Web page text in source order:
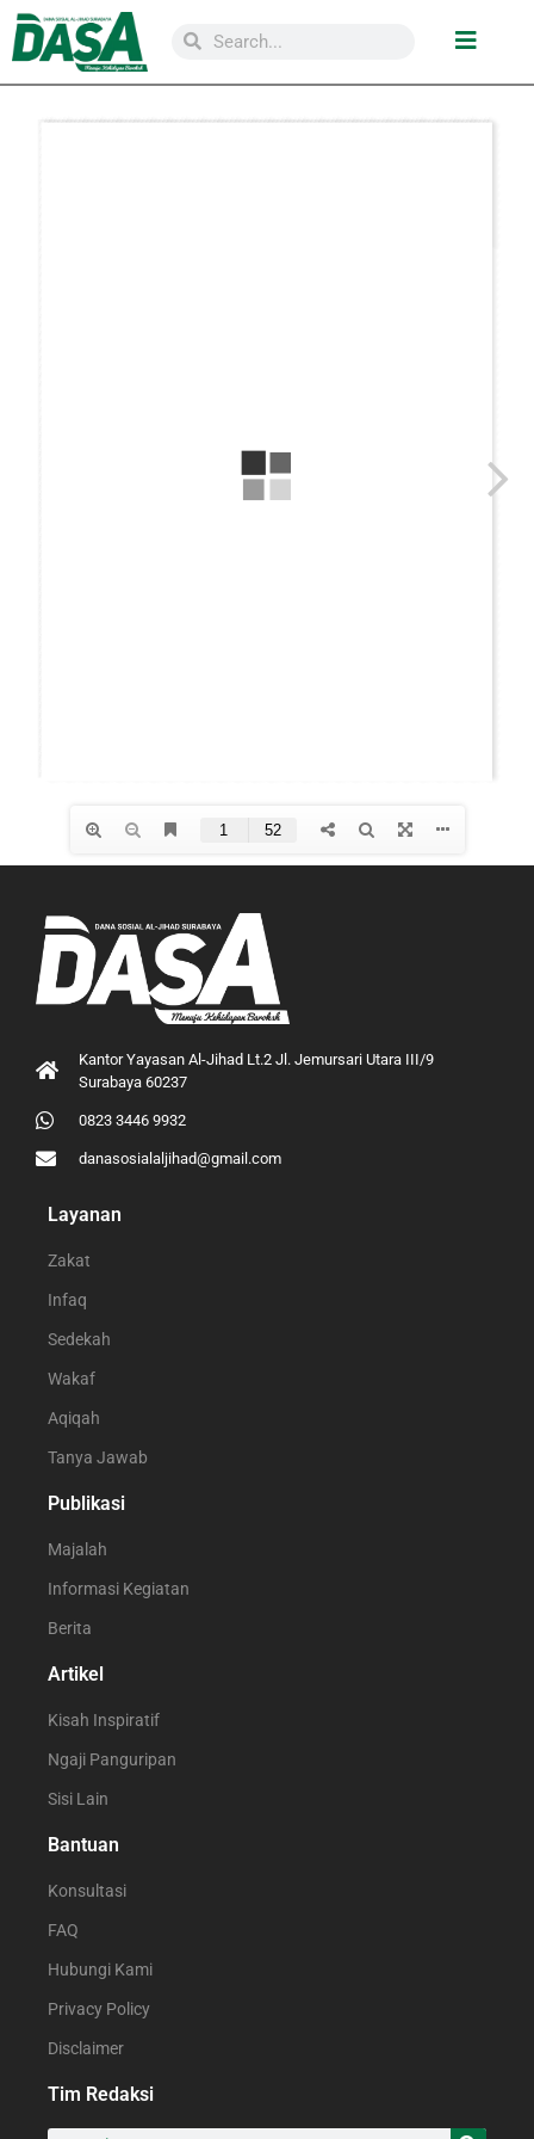
Kantor Yayasan Al-Jihad Lt.2 Jl. Jemursari Utara III/9
Surabaya 60237
0823 3446 9932
danasosialaljihad@gmail.com
Layanan
Zakat
Infaq
Sedekah
Wakaf
Aqiqah
Tanya Jawab
Publikasi
Majalah
Informasi Kegiatan
Berita
Artikel
Kisah Inspiratif
Ngaji Panguripan
Sisi Lain
Bantuan
Konsultasi
FAQ
Hubungi Kami
Privacy Policy
Disclaimer
Tim Redaksi